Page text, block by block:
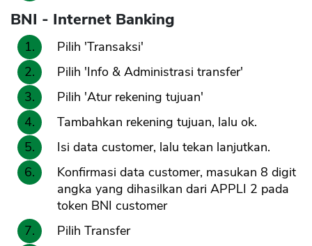
BNI - Internet Banking
Pilih 'Transaksi'
Pilih 'Info & Administrasi transfer'
Pilih 'Atur rekening tujuan'
Tambahkan rekening tujuan, lalu ok.
Isi data customer, lalu tekan lanjutkan.
Konfirmasi data customer, masukan 8 digit
angka yang dihasilkan dari APPLI 2 pada
token BNI customer
Pilih Transfer